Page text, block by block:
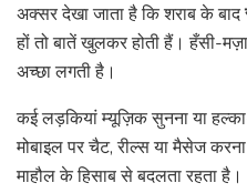
अक्सर देखा जाता है कि शराब के बाद
हों तो बातें खुलकर होती हैं। हँसी-
अच्छा लगती है।
कई लड़कियां म्यूज़िक सुनना या
मोबाइल पर चैट, रील्स या मैसेज
माहौल के हिसाब से बदलता रहता है।